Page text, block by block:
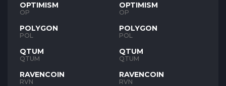
OPTIMISM
OP
POLYGON
POL
QTUM
QTUM
RAVENCOIN
RVN
OPTIMISM
OP
POLYGON
POL
QTUM
QTUM
RAVENCOIN
RVN